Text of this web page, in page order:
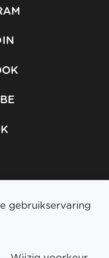
gebruikservaring